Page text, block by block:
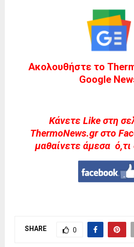
Ακολουθήστε το
Google
Kάνετε Like στη
ThermoNews.gr στο
μαθαίνετε άμεσα ό,τι
SHARE 0